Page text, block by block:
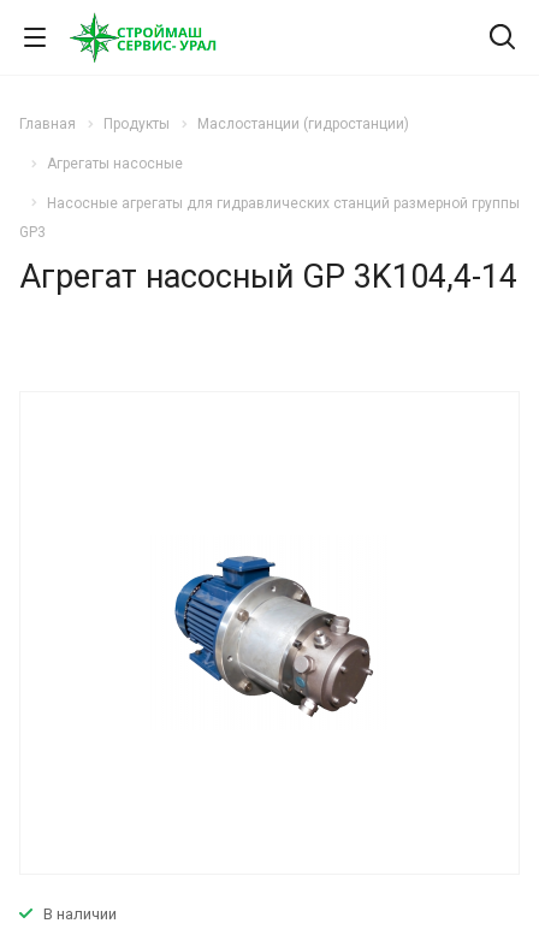
Главная Продукты Маслостанции (гидростанции)
Агрегаты насосные
Насосные агрегаты для гидравлических станций размерной группы
GP3
Агрегат насосный GP 3K104,4-14
В наличии